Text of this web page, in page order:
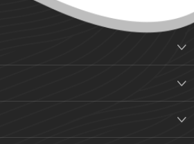


